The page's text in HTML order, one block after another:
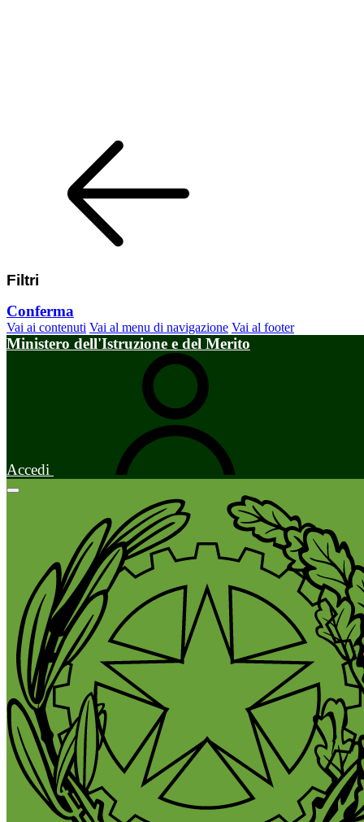
Filtri
Conferma
Vai ai contenuti Vai al menu di navigazione Vai al footer
Ministero dell'Istruzione e del Merito
Accedi